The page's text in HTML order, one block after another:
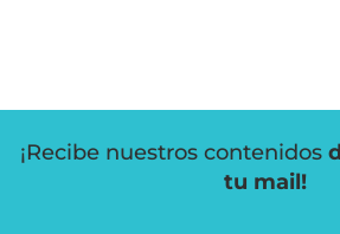
¡Recibe nuestros contenidos
tu mail!